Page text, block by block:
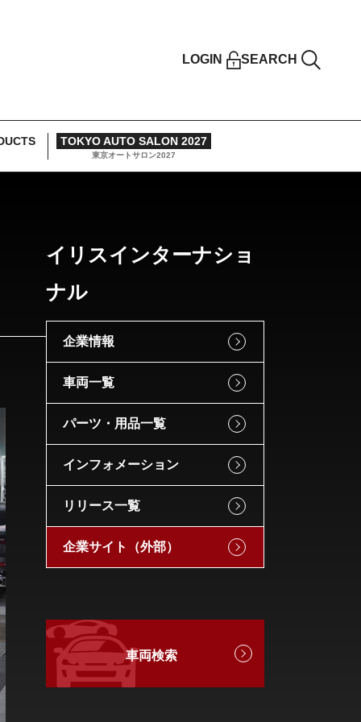
LOGIN SEARCH
TOKYO AUTO SALON 2027
東京オートサロン2027
イリスインターナショ
ナル
企業情報
車両一覧
パーツ・用品一覧
インフォメーション
リリース一覧
企業サイト（外部）
車両検索